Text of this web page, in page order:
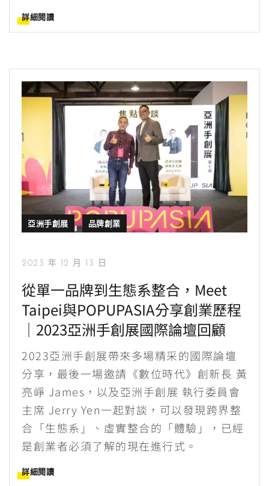
詳細閱讀
亞洲手創展 品牌創業
2023 年 12 月 13 日
從單一品牌到生態系整合，Meet
Taipei與POPUPASIA分享創業歷程
｜2023亞洲手創展國際論壇回顧
2023亞洲手創展帶來多場精采的國際論壇
分享，最後一場邀請《數位時代》創新長 黃
亮崢 James，以及亞洲手創展 執行委員會
主席 Jerry Yen一起對談，可以發現跨界整
合「生態系」、虛實整合的「體驗」，已經
是創業者必須了解的現在進行式。
詳細閱讀